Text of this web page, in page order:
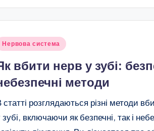
Нервова система
вбити нерв у зубі:
методи
статті розглядаються різні методи
зубі, включаючи як безпечні, так і